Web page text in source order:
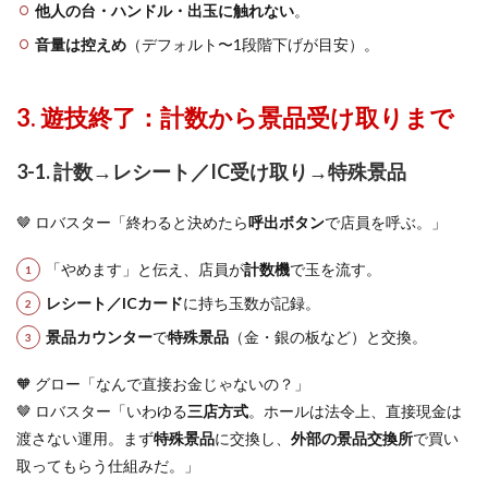
他人の台・ハンドル・出玉に触れない。
音量は控えめ （デフォルト〜1段階下げが目安）。
3. 遊技終了：計数から景品受け取りまで
3-1. 計数→レシート／IC受け取り→特殊景品
🤎 ロバスター「終わると決めたら呼出ボタンで店員を呼ぶ。」
「やめます」と伝え、店員が計数機で玉を流す。
レシート／ICカードに持ち玉数が記録。
景品カウンターで特殊景品 （金・銀の板など）と交換。
🧡 グロー「なんで直接お金じゃないの？」
🤎 ロバスター「いわゆる三店方式。ホールは法令上、直接現金は
渡さない運用。まず特殊景品に交換し、 外部の景品交換所で買い
取ってもらう仕組みだ。」